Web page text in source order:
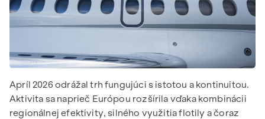
Apríl 2026 odrážal trh fungujúci s istotou a kontinuitou.
Aktivita sa naprieč Európou rozšírila vďaka kombinácii
regionálnej efektivity, silného využitia flotily a čoraz